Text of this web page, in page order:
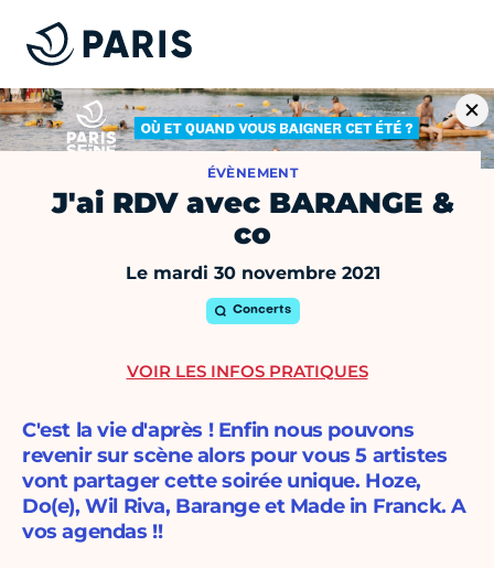
ÉVÈNEMENT
J'ai RDV avec BARANGE &
co
Le mardi 30 novembre 2021
Concerts
C'est la vie d'après ! Enfin nous pouvons
revenir sur scène alors pour vous 5 artistes
vont partager cette soirée unique. Hoze,
Do(e), Wil Riva, Barange et Made in Franck. A
vos agendas !!
VOIR LES INFOS PRATIQUES